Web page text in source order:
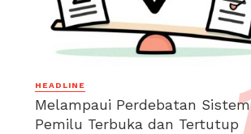
HEADLINE
Melampaui Perdebatan Sistem
Pemilu Terbuka dan Tertutup